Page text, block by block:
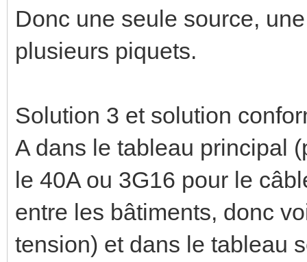
Donc une seule source,
plusieurs piquets.
Solution 3 et solution
A dans le tableau principal
le 40A ou 3G16 pour le
entre les bâtiments, donc
tension) et dans le tableau